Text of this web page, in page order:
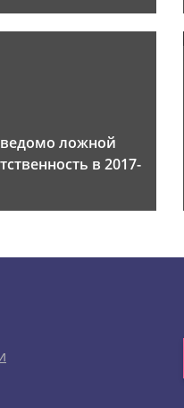
ложной
в 2017-